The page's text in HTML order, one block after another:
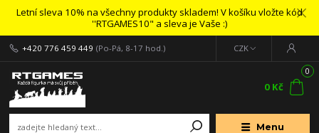
Letní sleva 10% na všechny produkty skladem! V košíku vložte kód
''RTGAMES10" a sleva je Vaše :)
Menu
CZK
+420 776 459 449 (Po-Pá, 8-17 hod.)
0
0 Kč